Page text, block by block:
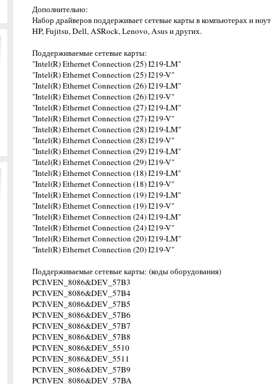
Дополнительно:
Набор драйверов поддерживает сетевые карты в компьютерах и
HP, Fujitsu, Dell, ASRock, Lenovo, Asus и других.
Поддерживаемые сетевые карты:
"Intel(R) Ethernet Connection (25) I219-LM"
"Intel(R) Ethernet Connection (25) I219-V"
"Intel(R) Ethernet Connection (26) I219-LM"
"Intel(R) Ethernet Connection (26) I219-V"
"Intel(R) Ethernet Connection (27) I219-LM"
"Intel(R) Ethernet Connection (27) I219-V"
"Intel(R) Ethernet Connection (28) I219-LM"
"Intel(R) Ethernet Connection (28) I219-V"
"Intel(R) Ethernet Connection (29) I219-LM"
"Intel(R) Ethernet Connection (29) I219-V"
"Intel(R) Ethernet Connection (18) I219-LM"
"Intel(R) Ethernet Connection (18) I219-V"
"Intel(R) Ethernet Connection (19) I219-LM"
"Intel(R) Ethernet Connection (19) I219-V"
"Intel(R) Ethernet Connection (24) I219-LM"
"Intel(R) Ethernet Connection (24) I219-V"
"Intel(R) Ethernet Connection (20) I219-LM"
"Intel(R) Ethernet Connection (20) I219-V"
Поддерживаемые сетевые карты: (коды оборудования)
PCI\VEN_8086&DEV_57B3
PCI\VEN_8086&DEV_57B4
PCI\VEN_8086&DEV_57B5
PCI\VEN_8086&DEV_57B6
PCI\VEN_8086&DEV_57B7
PCI\VEN_8086&DEV_57B8
PCI\VEN_8086&DEV_5510
PCI\VEN_8086&DEV_5511
PCI\VEN_8086&DEV_57B9
PCI\VEN_8086&DEV_57BA